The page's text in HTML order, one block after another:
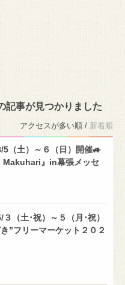
記事が見つかりました
アクセスが多い順 / 新着順
5（土）～６（日）開催🚙
Makuhari』in幕張メッセ
３（土･祝）～５（月･祝）
”フリーマーケット２０２